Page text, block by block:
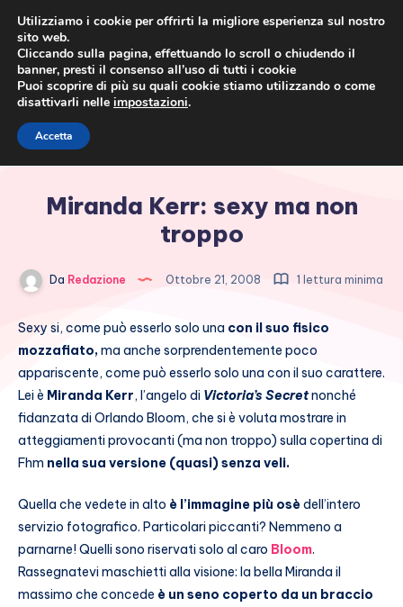
Miranda Kerr: sexy ma non
troppo
Da Redazione Ottobre 21, 2008 1 lettura minima
Sexy si, come può esserlo solo una con il suo fisico
mozzafiato,ma anche sorprendentemente poco
appariscente, come può esserlo solo una con il suo carattere.
Lei è Miranda Kerr, l’angelo di Victoria’s Secretnonché
fidanzata di Orlando Bloom, che si è voluta mostrare in
atteggiamenti provocanti (ma non troppo) sulla copertina di
Fhm nella sua versione (quasi) senza veli.
Quella che vedete in alto è l’immagine più osèdell’intero
servizio fotografico. Particolari piccanti? Nemmeno a
parnarne! Quelli sono riservati solo al caro Bloom.
Rassegnatevi maschietti alla visione: la bella Miranda il
massimo che concede è un seno coperto da un braccio
Utilizziamo i cookie per offrirti la migliore esperienza sul nostro
sito web.
Cliccando sulla pagina, effettuando lo scroll o chiudendo il
banner, presti il consenso all’uso di tutti i cookie
Puoi scoprire di più su quali cookie stiamo utilizzando o come
disattivarli nelle impostazioni.
Accetta